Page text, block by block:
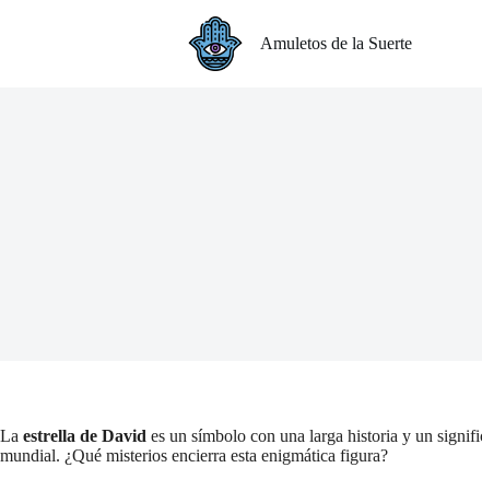
Amuletos de la Suerte
La estrella de David es un símbolo con una larga historia y un
mundial. ¿Qué misterios encierra esta enigmática figura?